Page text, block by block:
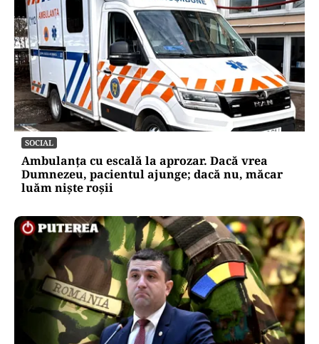
SOCIAL
Ambulanța cu escală la aprozar. Dacă vrea
Dumnezeu, pacientul ajunge; dacă nu, măcar
luăm niște roșii